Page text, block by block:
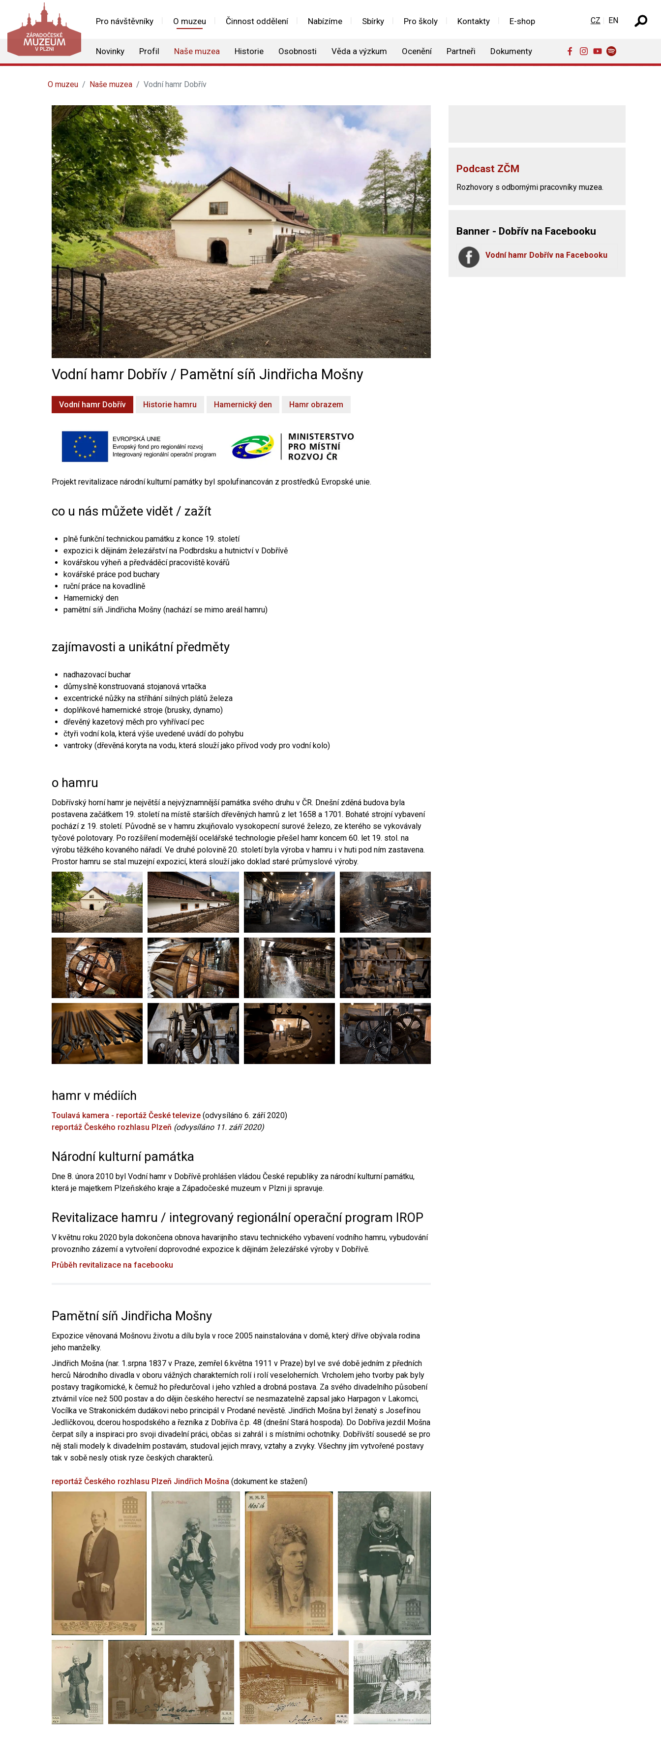
Pro návštěvníky O muzeu Činnost oddělení Nabízíme Sbírky Pro školy Kontakty E-shop
Novinky Profil Naše muzea Historie Osobnosti Věda a výzkum Ocenění Partneři Dokumenty
Zvolte jazyk
CZ EN
O muzeu Naše muzea Vodní hamr Dobřív
Vodní hamr Dobřív / Pamětní síň Jindřicha Mošny
Vodní hamr Dobřív Historie hamru Hamernický den Hamr obrazem
Projekt revitalizace národní kulturní památky byl spolufinancován z prostředků Evropské unie.
co u nás můžete vidět / zažít
plně funkční technickou památku z konce 19. století
expozici k dějinám železářství na Podbrdsku a hutnictví v Dobřívě
kovářskou výheň a předváděcí pracoviště kovářů
kovářské práce pod buchary
ruční práce na kovadlině
Hamernický den
pamětní síň Jindřicha Mošny (nachází se mimo areál hamru)
zajímavosti a unikátní předměty
nadhazovací buchar
důmyslně konstruovaná stojanová vrtačka
excentrické nůžky na stříhání silných plátů železa
doplňkové hamernické stroje (brusky, dynamo)
dřevěný kazetový měch pro vyhřívací pec
čtyři vodní kola, která výše uvedené uvádí do pohybu
vantroky (dřevěná koryta na vodu, která slouží jako přívod vody pro vodní kolo)
o hamru
Dobřívský horní hamr je největší a nejvýznamnější památka svého druhu v ČR. Dnešní zděná budova byla
postavena začátkem 19. století na místě starších dřevěných hamrů z let 1658 a 1701. Bohaté strojní vybavení
pochází z 19. století. Původně se v hamru zkujňovalo vysokopecní surové železo, ze kterého se vykovávaly
tyčové polotovary. Po rozšíření modernější ocelářské technologie přešel hamr koncem 60. let 19. stol. na
výrobu těžkého kovaného nářadí. Ve druhé polovině 20. století byla výroba v hamru i v huti pod ním zastavena.
Prostor hamru se stal muzejní expozicí, která slouží jako doklad staré průmyslové výroby.
hamr v médiích
Toulavá kamera - reportáž České televize (odvysíláno 6. září 2020)
reportáž Českého rozhlasu Plzeň (odvysíláno 11. září 2020)
Národní kulturní památka
Dne 8. února 2010 byl Vodní hamr v Dobřívě prohlášen vládou České republiky za národní kulturní památku,
která je majetkem Plzeňského kraje a Západočeské muzeum v Plzni ji spravuje.
Revitalizace hamru / integrovaný regionální operační program IROP
V květnu roku 2020 byla dokončena obnova havarijního stavu technického vybavení vodního hamru, vybudování
provozního zázemí a vytvoření doprovodné expozice k dějinám železářské výroby v Dobřívě.
Průběh revitalizace na facebooku
Pamětní síň Jindřicha Mošny
Expozice věnovaná Mošnovu životu a dílu byla v roce 2005 nainstalována v domě, který dříve obývala rodina
jeho manželky.
Jindřich Mošna (nar. 1.srpna 1837 v Praze, zemřel 6.května 1911 v Praze) byl ve své době jedním z předních
herců Národního divadla v oboru vážných charakterních rolí i rolí veseloherních. Vrcholem jeho tvorby pak byly
postavy tragikomické, k čemuž ho předurčoval i jeho vzhled a drobná postava. Za svého divadelního působení
ztvárnil více než 500 postav a do dějin českého herectví se nesmazatelně zapsal jako Harpagon v Lakomci,
Vocílka ve Strakonickém dudákovi nebo principál v Prodané nevěstě. Jindřich Mošna byl ženatý s Josefínou
Jedličkovou, dcerou hospodského a řezníka z Dobříva č.p. 48 (dnešní Stará hospoda). Do Dobříva jezdil Mošna
čerpat síly a inspiraci pro svoji divadelní práci, občas si zahrál i s místními ochotníky. Dobřívští sousedé se pro
něj stali modely k divadelním postavám, studoval jejich mravy, vztahy a zvyky. Všechny jím vytvořené postavy
tak v sobě nesly otisk ryze českých charakterů.
reportáž Českého rozhlasu Plzeň Jindřich Mošna (dokument ke stažení)
Podcast ZČM
Rozhovory s odbornými pracovníky muzea.
Banner - Dobřív na Facebooku
Vodní hamr Dobřív na Facebooku